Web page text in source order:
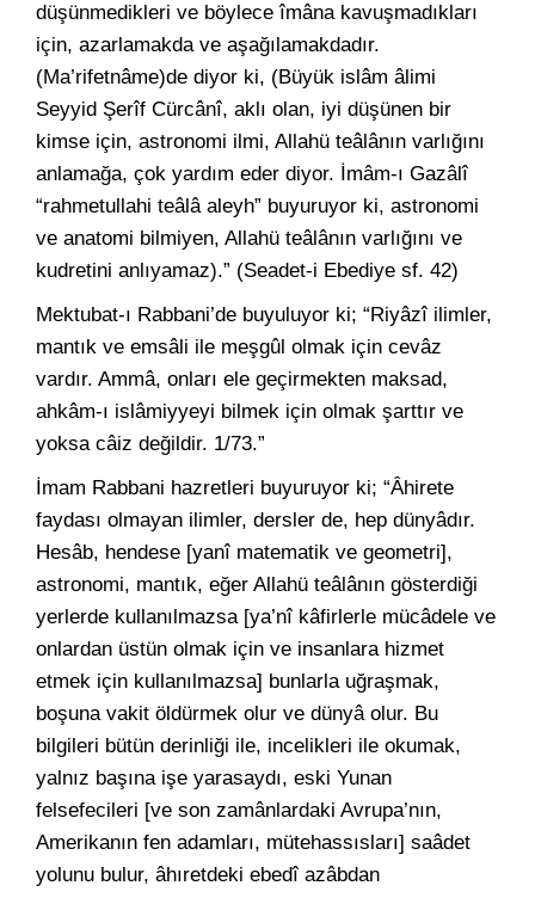
düşünmedikleri ve böylece îmâna kavuşmadıkları
için, azarlamakda ve aşağılamakdadır.
(Ma’rifetnâme)de diyor ki, (Büyük islâm âlimi
Seyyid Şerîf Cürcânî, aklı olan, iyi düşünen bir
kimse için, astronomi ilmi, Allahü teâlânın varlığını
anlamağa, çok yardım eder diyor. İmâm-ı Gazâlî
“rahmetullahi teâlâ aleyh” buyuruyor ki, astronomi
ve anatomi bilmiyen, Allahü teâlânın varlığını ve
kudretini anlıyamaz).” (Seadet-i Ebediye sf. 42)
Mektubat-ı Rabbani’de buyuluyor ki; “Riyâzî ilimler,
mantık ve emsâli ile meşgûl olmak için cevâz
vardır. Ammâ, onları ele geçirmekten maksad,
ahkâm-ı islâmiyyeyi bilmek için olmak şarttır ve
yoksa câiz değildir. 1/73.”
İmam Rabbani hazretleri buyuruyor ki; “Âhirete
faydası olmayan ilimler, dersler de, hep dünyâdır.
Hesâb, hendese [yanî matematik ve geometri],
astronomi, mantık, eğer Allahü teâlânın gösterdiği
yerlerde kullanılmazsa [ya’nî kâfirlerle mücâdele ve
onlardan üstün olmak için ve insanlara hizmet
etmek için kullanılmazsa] bunlarla uğraşmak,
boşuna vakit öldürmek olur ve dünyâ olur. Bu
bilgileri bütün derinliği ile, incelikleri ile okumak,
yalnız başına işe yarasaydı, eski Yunan
felsefecileri [ve son zamânlardaki Avrupa’nın,
Amerikanın fen adamları, mütehassısları] saâdet
yolunu bulur, âhıretdeki ebedî azâbdan